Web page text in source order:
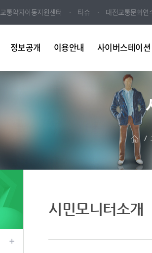
교통약자이동지원센터 타슈 대전교통문화연
정보공개 이용안내 사이버스테이션
시민모니터소개